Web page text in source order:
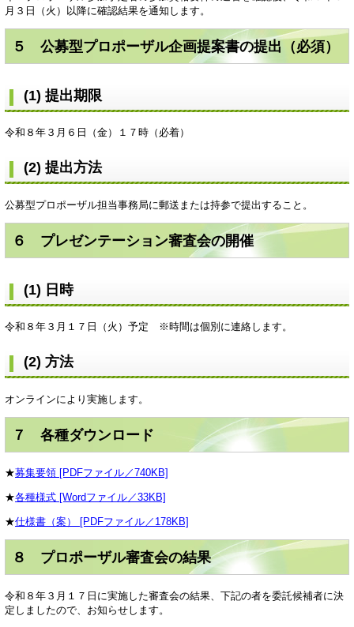
月３日（火）以降に確認結果を通知します。
５ 公募型プロポーザル企画提案書の提出（必須）
(1) 提出期限
令和８年３月６日（金）１７時（必着）
(2) 提出方法
公募型プロポーザル担当事務局に郵送または持参で提出すること。
６ プレゼンテーション審査会の開催
(1) 日時
令和８年３月１７日（火）予定 ※時間は個別に連絡します。
(2) 方法
オンラインにより実施します。
７ 各種ダウンロード
★募集要領 [PDFファイル／740KB]
★各種様式 [Wordファイル／33KB]
★仕様書（案） [PDFファイル／178KB]
８ プロポーザル審査会の結果
令和８年３月１７日に実施した審査会の結果、下記の者を委託候補者に決
定しましたので、お知らせします。